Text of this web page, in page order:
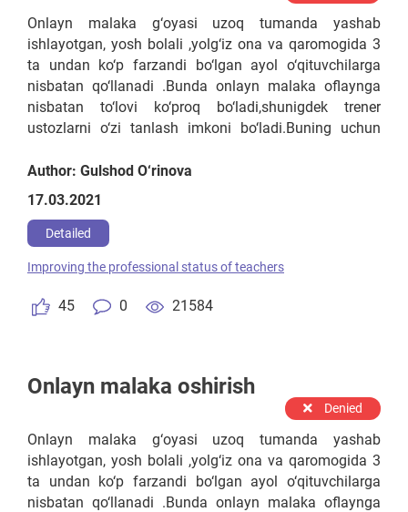
Onlayn malaka g‘oyasi uzoq tumanda yashab
ishlayotgan, yosh bolali ,yolg‘iz ona va qaromogida 3
ta undan ko‘p farzandi bo‘lgan ayol o‘qituvchilarga
nisbatan qo‘llanadi .Bunda onlayn malaka oflaynga
nisbatan to‘lovi ko‘proq bo‘ladi,shunigdek trener
ustozlarni o‘zi tanlash imkoni bo‘ladi.Buning uchun
,bilimli o‘qituvchilar orasidan xalqaro va milliy
sertifikatga ega olgan bo‘lishi lozim.Trenerlar davlat
tinglovchilarga imtihon asosida sertifikat berishi
ijtimoiy va psixologik tomonlama ham bilimlarni
egallab yetkazishi lozim.
Author: Gulshod O‘rinova
17.03.2021
Detailed
45 0 21584
Improving the professional status of teachers
Onlayn malaka oshirish
Denied
Onlayn malaka g‘oyasi uzoq tumanda yashab
ishlayotgan, yosh bolali ,yolg‘iz ona va qaromogida 3
ta undan ko‘p farzandi bo‘lgan ayol o‘qituvchilarga
nisbatan qo‘llanadi .Bunda onlayn malaka oflaynga